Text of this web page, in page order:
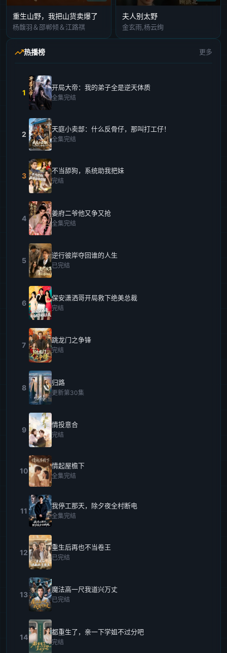
重生山野，我把山货卖爆了
杨馥羽＆邵郸倾＆江路祺
夫人别太野
金玄雨,杨云绚
热播榜 更多
1
开局大帝：我的弟子全是逆天体质
全集完结
2
天庭小卖部：什么反骨仔，那叫打工仔！
全集完结
3
不当舔狗，系统助我把妹
完结
4
姜府二爷他又争又抢
全集完结
5
逆行彼岸夺回谁的人生
已完结
6
保安潇洒哥开局救下绝美总裁
完结
7
跳龙门之争锋
完结
8
归路
更新第30集
9
情投意合
完结
10
情起屋檐下
全集完结
11
我停工那天，除夕夜全村断电
全集完结
12
重生后再也不当卷王
已完结
13
魔法高一尺我道兴万丈
已完结
14
都重生了，亲一下学姐不过分吧
完结